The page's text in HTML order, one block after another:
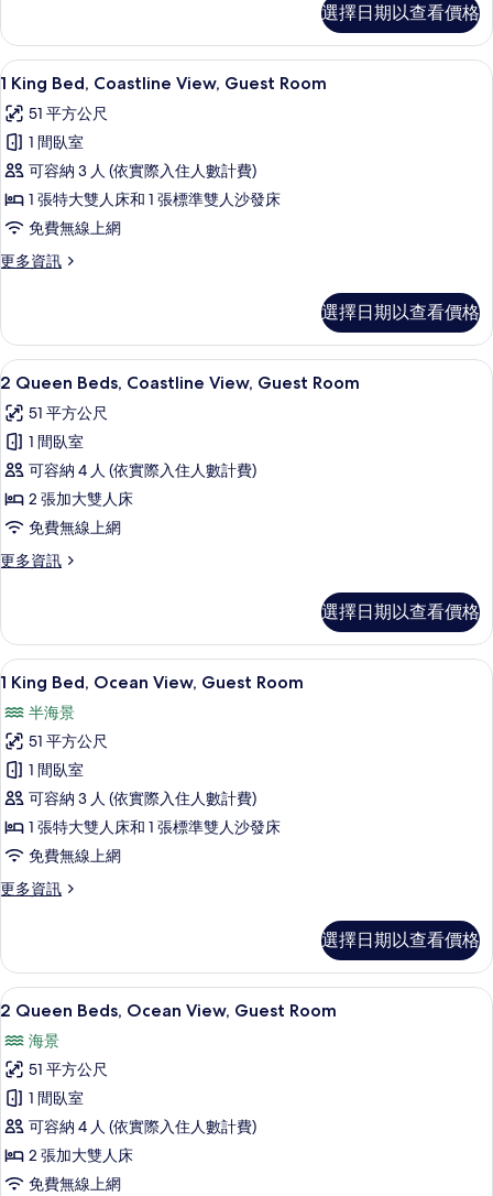
所
有
相
片
Bed,
Limited
View,
Guest
Room
的
情
選擇日期以查看價格
顯
示
1
King
Bed,
Coastline
View,
Guest
所
有
相
片
高級寢具、迷你吧、客房內保險箱、書
5
1 King Bed, Coastline View, Guest Room
51 平方公尺
1 間臥室
可容納 3 人 (依實際入住人數計費)
1 張特大雙人床和 1 張標準雙人沙發床
免費無線上網
更多資訊
更
Bed,
Coastline
View,
Room
的
情
選擇日期以查看價格
顯
示
2
Queen
Beds,
Coastline
View,
Guest
所
有
相
片
高級寢具、迷你吧、客房內保險箱、書
5
2 Queen Beds, Coastline View, Guest Room
51 平方公尺
1 間臥室
可容納 4 人 (依實際入住人數計費)
2 張加大雙人床
免費無線上網
更多資訊
更
Beds,
Coastline
View,
Guest
Room
的
詳
情
選擇日期以查看價格
顯
1
King
Bed,
Ocean
View,
Guest
Room
的
有
相
片
6
1 King Bed, Ocean View, Guest Room
半海景
51 平方公尺
1 間臥室
可容納 3 人 (依實際入住人數計費)
1 張特大雙人床和 1 張標準雙人沙發床
免費無線上網
更多資訊
更
Bed,
Ocean
View,
Room
的
詳
情
選擇日期以查看價格
顯
2
Queen
Beds,
Ocean
View,
Guest
5
2 Queen Beds, Ocean View, Guest Room
海景
51 平方公尺
1 間臥室
可容納 4 人 (依實際入住人數計費)
2 張加大雙人床
免費無線上網